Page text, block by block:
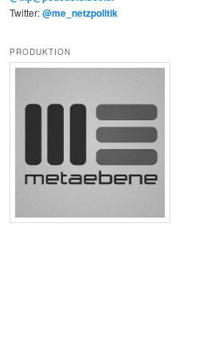
Twitter:@me_netzpolitik
PRODUKTION